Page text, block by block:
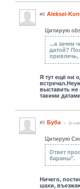
#6 Aleksei-
Цитирую
...а зачем
датой?
привлечь,
Я тут ещё ни
выставить не
такими
#5 Буба (c
Цитирую
Ответ
бараны".
Ничего,
шахи,